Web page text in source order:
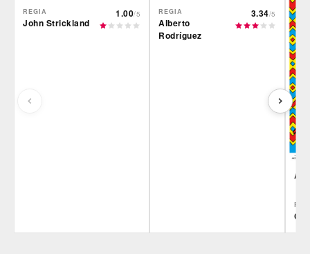
REGIA
John Strickland
1.00/5 REGIA
Alberto
Rodríguez
3.34/5